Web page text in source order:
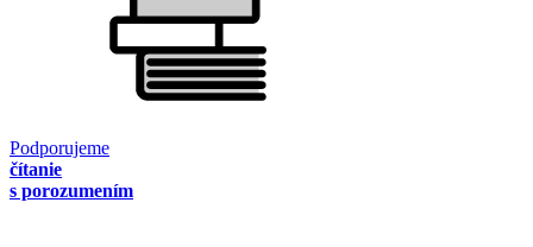
Podporujeme
čítanie
s porozumením